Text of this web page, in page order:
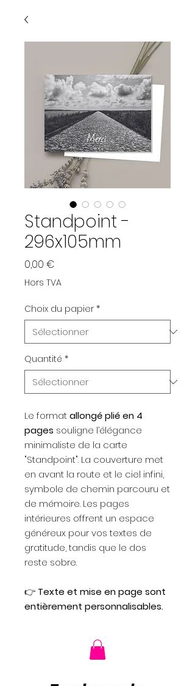
Standpoint -
296x105mm
0,00 €
Hors TVA
Choix du papier *
Quantité *
Le formatallongé plié en 4
pages souligne l’élégance
minimaliste de la carte
"Standpoint". La couverture met
en avant la route et le ciel infini,
symbole de chemin parcouru et
de mémoire. Les pages
intérieures offrent un espace
généreux pour vos textes de
gratitude, tandis que le dos
reste sobre.
👉 Texte et mise en page sont
entièrement personnalisables.